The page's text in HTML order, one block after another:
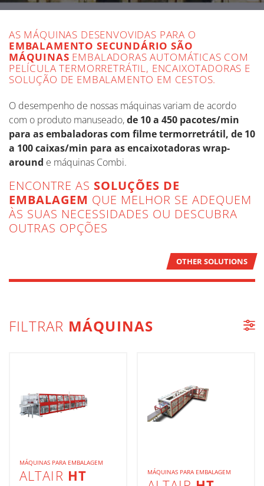
AS MÁQUINAS DESENVOVIDAS PARA O
EMBALAMENTO SECUNDÁRIO SÃO
MÁQUINAS EMBALADORAS AUTOMÁTICAS COM
PELÍCULA TERMORRETRÁTIL, ENCAIXOTADORAS E
SOLUÇÃO DE EMBALAMENTO EM CESTOS.
O desempenho de nossas máquinas variam de acordo
com o produto manuseado,de 10 a 450 pacotes/min
para as embaladoras com filme termorretrátil, de 10
a 100 caixas/min para as encaixotadoras wrap-
around e máquinas Combi.
ENCONTRE AS SOLUÇÕES DE
EMBALAGEM QUE MELHOR SE ADEQUEM
ÀS SUAS NECESSIDADES OU DESCUBRA
OUTRAS OPÇÕES
OTHER SOLUTIONS
FILTRAR MÁQUINAS
MÁQUINAS PARA EMBALAGEM
ALTAIR HT MÁQUINAS PARA EMBALAGEM